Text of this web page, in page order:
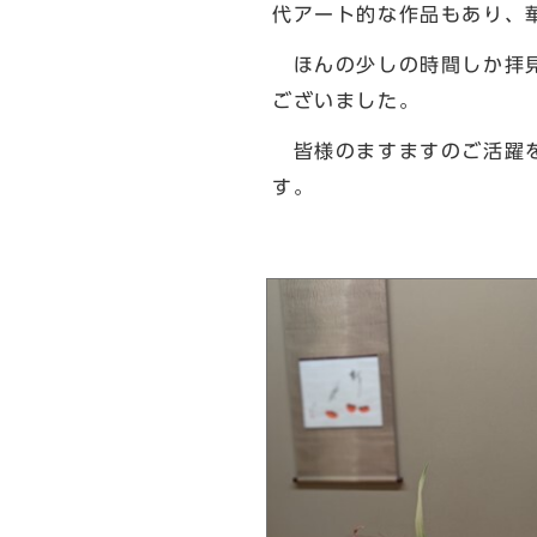
代アート的な作品もあり、
ほんの少しの時間しか拝
ございました。
皆様のますますのご活躍